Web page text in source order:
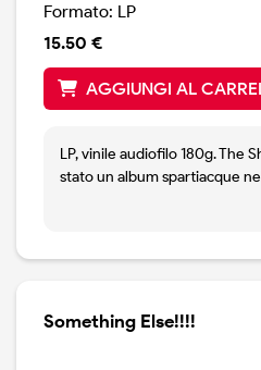
Formato: LP
15.50 €
AGGIUNGI AL
LP, vinile audiofilo 180g. The
stato un album spartiacque
d'avanguardia. Questa
predeterminata, e questo
Cherry una libertà senza
Something Else!!!!